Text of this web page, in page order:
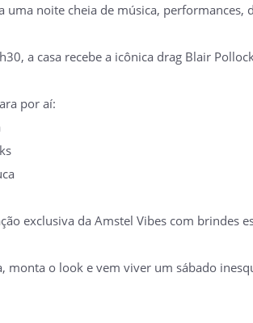
uma noite cheia de música,
a casa recebe a icônica drag Blair
por aí:
exclusiva da Amstel Vibes com brindes
monta o look e vem viver um sábado